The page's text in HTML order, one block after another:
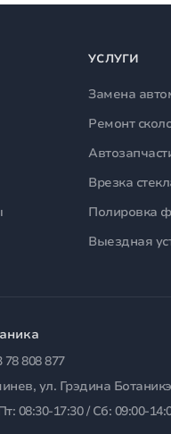
УСЛУГИ
Замена
Ремонт
Врезка
Полировка
Выездная
78 808 877
ул. Грэдина
08:30-17:30 / Сб: 09:00-